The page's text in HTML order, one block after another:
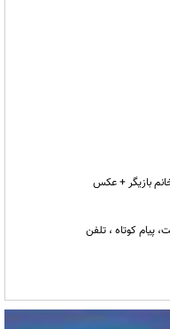
بازیگر + عکس
پیام کوتاه ، تلفن